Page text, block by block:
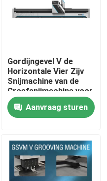
Machine
groeven
Gordijngevel V de
Horizontale Vier Zijv
Snijmachine van de
Groefsnijmachine voor
Dozen
Aanvraag sturen